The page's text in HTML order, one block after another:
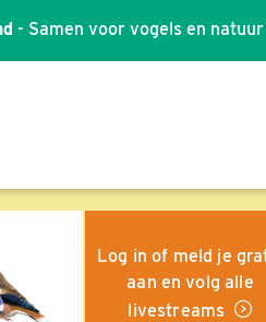
- Samen voor vogels en natuur
Log in of meld je
aan en volg alle
livestreams